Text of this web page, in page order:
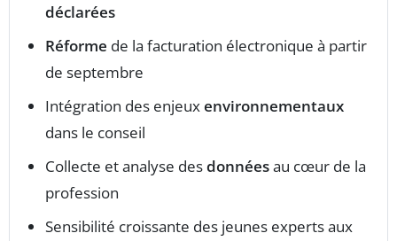
déclarées
Réforme de la facturation électronique à partir
de septembre
Intégration des enjeuxenvironnementaux
dans le conseil
Collecte et analyse desdonnéesau cœur de la
profession
Sensibilité croissante des jeunes experts aux